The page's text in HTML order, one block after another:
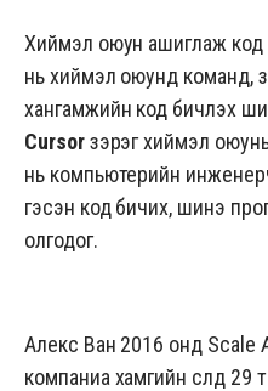
Хиймэл оюун ашиглаж код
нь хиймэл оюунд команд,
хангамжийн код бичүүлэх
Cursorзэрэг хиймэл
нь компьютерийн
гэсэн код бичих, шинэ
олгодог.
Алекс Ван 2016 онд Scale
компаниа хамгийн сүүлд